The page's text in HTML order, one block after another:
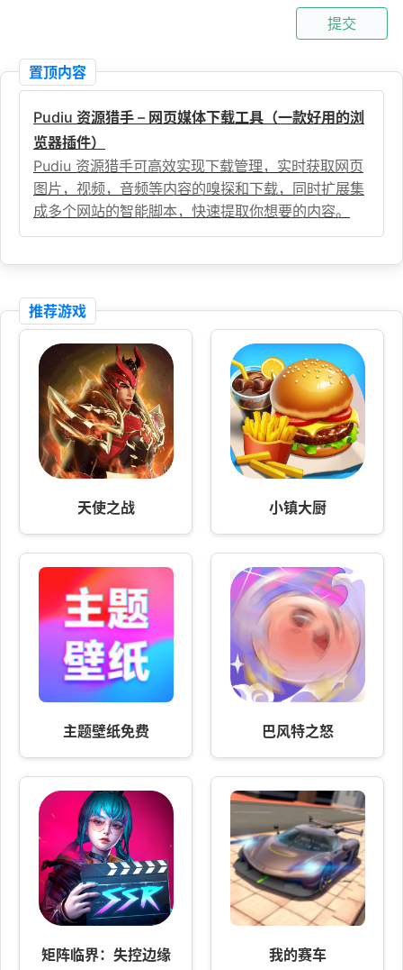
提交
置顶内容
Pudiu 资源猎手 – 网页媒体下载工具（一款好用的浏
览器插件）
Pudiu 资源猎手可高效实现下载管理，实时获取网页
图片，视频，音频等内容的嗅探和下载，同时扩展集
成多个网站的智能脚本，快速提取你想要的内容。
推荐游戏
天使之战 小镇大厨
主题壁纸免费 巴风特之怒
矩阵临界：失控边缘 我的赛车